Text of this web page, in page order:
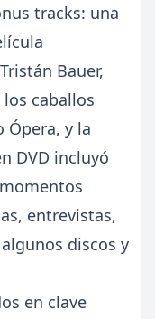
tracks: una
Bauer,
los caballos
Ópera, y la
DVD incluyó
entrevistas,
discos y
en clave